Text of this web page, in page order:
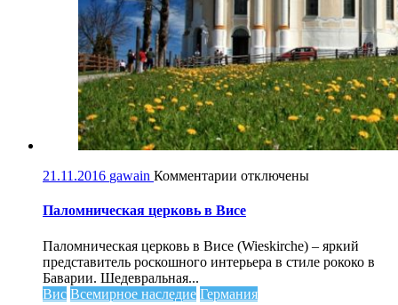
21.11.2016 gawain Комментарии к
Паломническая
в
Висе
отключены
Паломническая церковь в Висе
Паломническая церковь в Висе (Wieskirche) – яркий
представитель роскошного интерьера в стиле рококо в
Баварии. Шедевральная...
Вис Всемирное наследие Германия